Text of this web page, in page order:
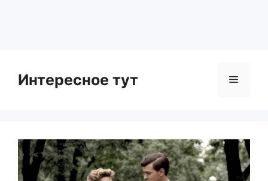
Интересное тут Menu